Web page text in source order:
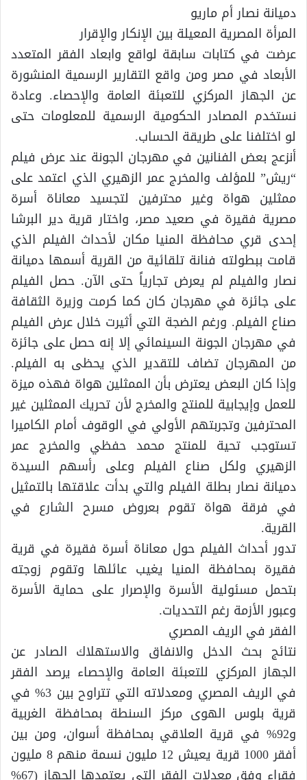
دميانة نصار أم ماريو
المرأة المصرية المعيلة بين الإنكار والإقرار
عرضت في كتابات سابقة لواقع وابعاد الفقر المتعدد
الأبعاد في مصر ومن واقع التقارير الرسمية المنشورة
عن الجهاز المركزي للتعبئة العامة والإحصاء. وعادة
نستخدم المصادر الحكومية الرسمية للمعلومات حتى
لو اختلفنا على طريقة الحساب.
أنزعج بعض الفنانين في مهرجان الجونة عند عرض فيلم
“ريش” للمؤلف والمخرج عمر الزهيري الذي اعتمد على
ممثلين هواة وغير محترفين لتجسيد معاناة أسرة
مصرية فقيرة في صعيد مصر، واختار قرية دير البرشا
إحدى قري محافظة المنيا مكان لأحداث الفيلم الذي
قامت ببطولته فنانة تلقائية من القرية أسمها دميانة
نصار والفيلم لم يعرض تجارياً حتى الآن. حصل الفيلم
على جائزة في مهرجان كان كما كرمت وزيرة الثقافة
صناع الفيلم. ورغم الضجة التي أثيرت خلال عرض الفيلم
في مهرجان الجونة السينمائي إلا إنه حصل على جائزة
من المهرجان تضاف للتقدير الذي يحظى به الفيلم.
وإذا كان البعض يعترض بأن الممثلين هواة فهذه ميزة
للعمل وإيجابية للمنتج والمخرج لأن تحريك الممثلين غير
المحترفين وتجربتهم الأولي في الوقوف أمام الكاميرا
تستوجب تحية للمنتج محمد حفظي والمخرج عمر
الزهيري ولكل صناع الفيلم وعلى رأسهم السيدة
دميانة نصار بطلة الفيلم والتي بدأت علاقتها بالتمثيل
في فرقة هواة تقوم بعروض مسرح الشارع في
القرية.
تدور أحداث الفيلم حول معاناة أسرة فقيرة في قرية
فقيرة بمحافظة المنيا يغيب عائلها وتقوم زوجته
بتحمل مسئولية الأسرة والإصرار على حماية الأسرة
وعبور الأزمة رغم التحديات.
الفقر في الريف المصري
نتائج بحث الدخل والانفاق والاستهلاك الصادر عن
الجهاز المركزي للتعبئة العامة والإحصاء يرصد الفقر
في الريف المصري ومعدلاته التي تتراوح بين 3% في
قرية بلوس الهوى مركز السنطة بمحافظة الغربية
و92% في قرية العلاقي بمحافظة أسوان، ومن بين
أفقر 1000 قرية يعيش 12 مليون نسمة منهم 8 مليون
فقراء وفق معدلات الفقر التي يعتمدها الجهاز (67%